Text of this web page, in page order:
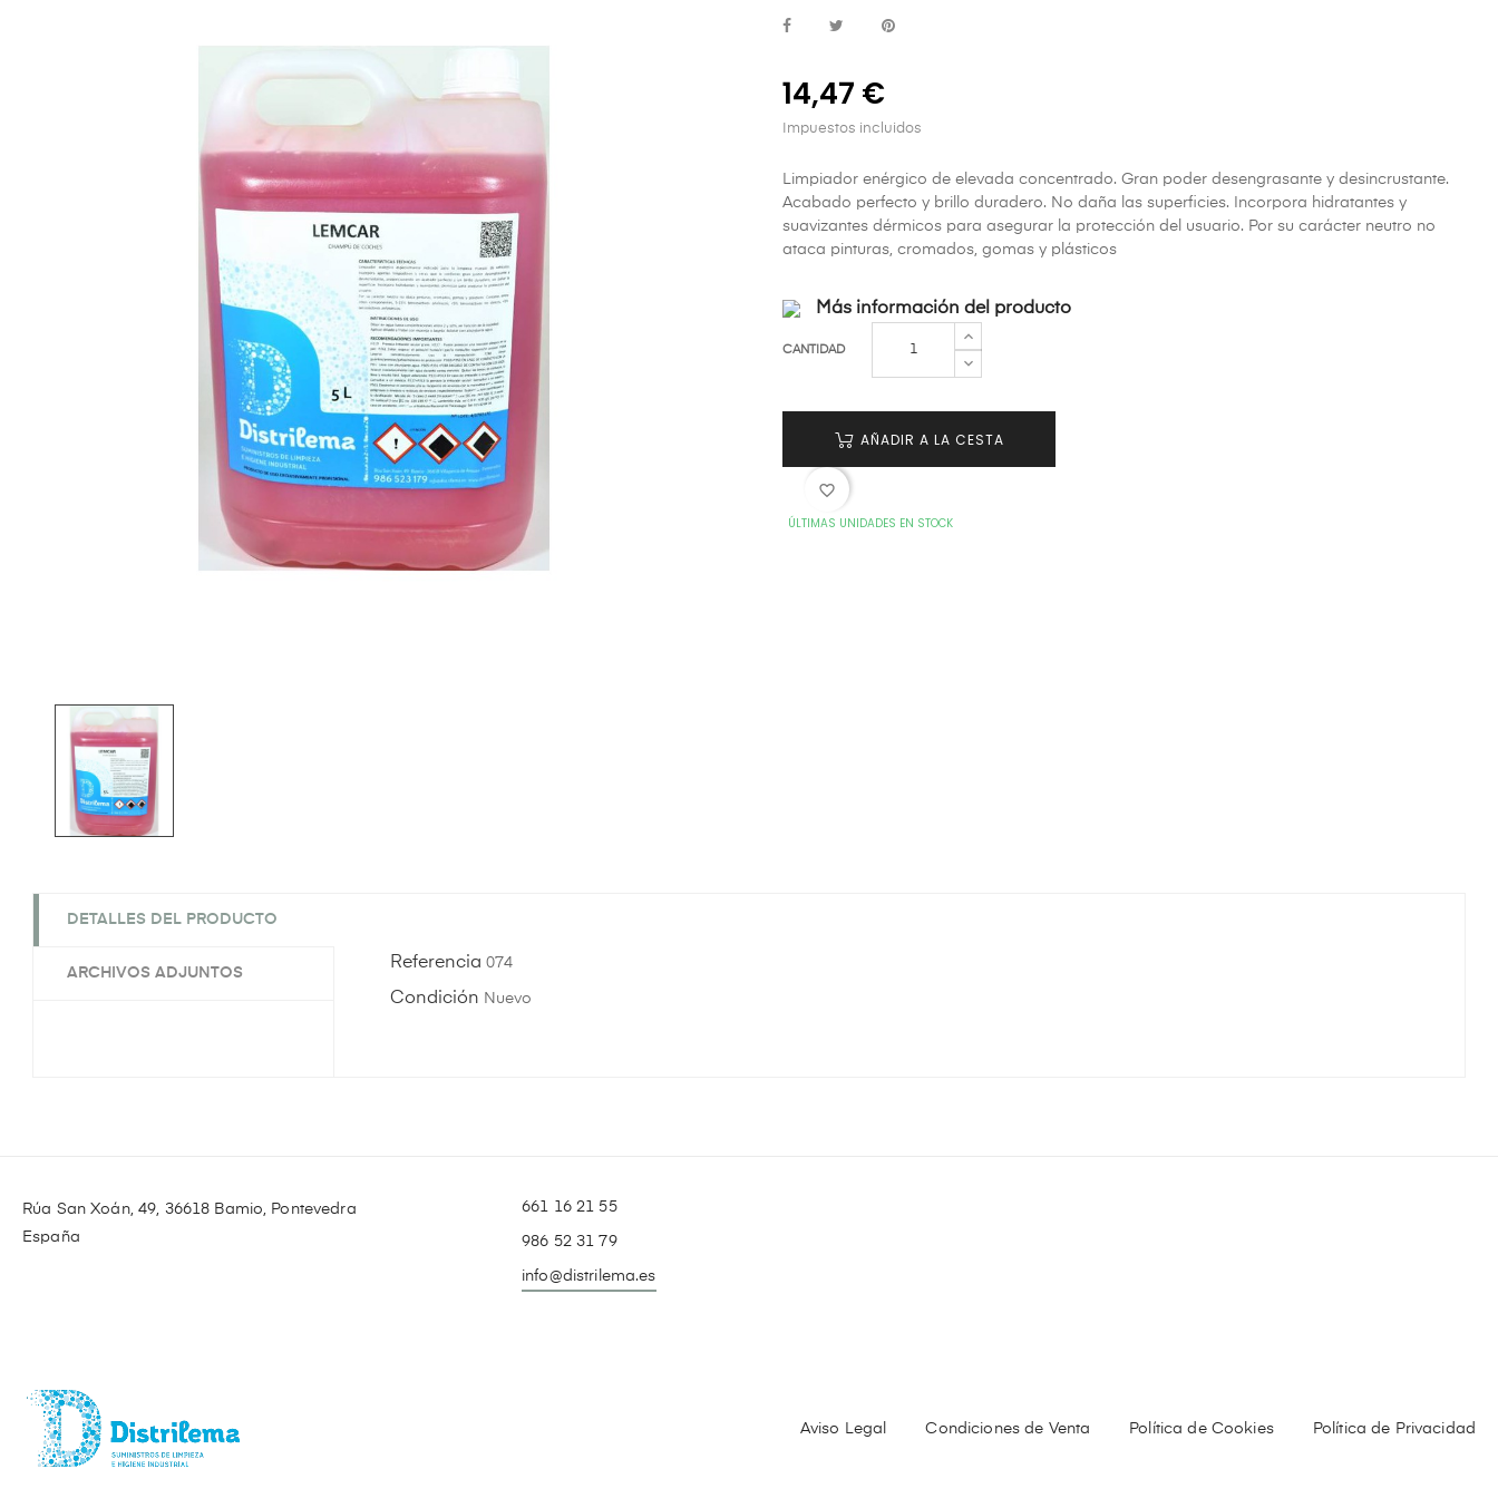
14,47 €
Impuestos incluidos
Limpiador enérgico de elevada concentrado. Gran poder desengrasante y desincrustante.
Acabado perfecto y brillo duradero. No daña las superficies. Incorpora hidratantes y
suavizantes dérmicos para asegurar la protección del usuario. Por su carácter neutro no
ataca pinturas, cromados, gomas y plásticos
Más información del producto
CANTIDAD
AÑADIR A LA CESTA
favorite_border
ÚLTIMAS UNIDADES EN STOCK
DETALLES DEL PRODUCTO
ARCHIVOS ADJUNTOS
Referencia 074
Condición Nuevo
Rúa San Xoán, 49, 36618 Bamio, Pontevedra
España
661 16 21 55
986 52 31 79
info@distrilema.es
Aviso Legal Condiciones de Venta Política de Cookies Política de Privacidad